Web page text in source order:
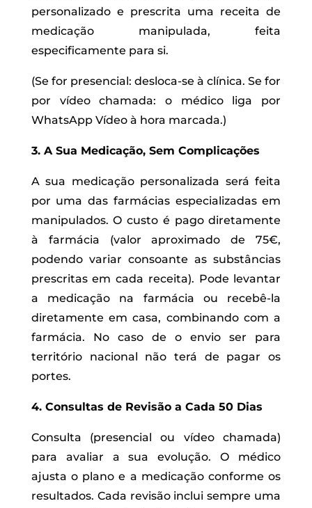
personalizado e prescrita uma receita de
medicação manipulada, feita
especificamente para si.
(Se for presencial: desloca-se à clínica. Se for
por vídeo chamada: o médico liga por
WhatsApp Vídeo à hora marcada.)
3. A Sua Medicação, Sem Complicações
A sua medicação personalizada será feita
por uma das farmácias especializadas em
manipulados. O custo é pago diretamente
à farmácia (valor aproximado de 75€,
podendo variar consoante as substâncias
prescritas em cada receita). Pode levantar
a medicação na farmácia ou recebê-la
diretamente em casa, combinando com a
farmácia. No caso de o envio ser para
território nacional não terá de pagar os
portes.
4. Consultas de Revisão a Cada 50 Dias
Consulta (presencial ou vídeo chamada)
para avaliar a sua evolução. O médico
ajusta o plano e a medicação conforme os
resultados. Cada revisão inclui sempre uma